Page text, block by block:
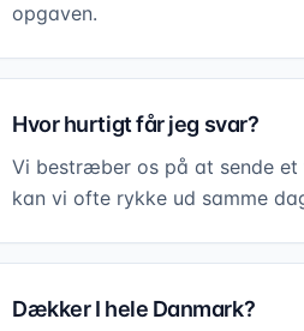
opgaven.
Hvor hurtigt får jeg svar?
Vi bestræber os på at sende et
kan vi ofte rykke ud samme
Dækker I hele Danmark?